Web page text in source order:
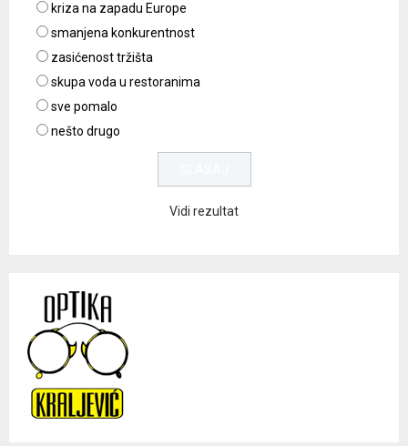
kriza na zapadu Europe
smanjena konkurentnost
zasićenost tržišta
skupa voda u restoranima
sve pomalo
nešto drugo
Vidi rezultat